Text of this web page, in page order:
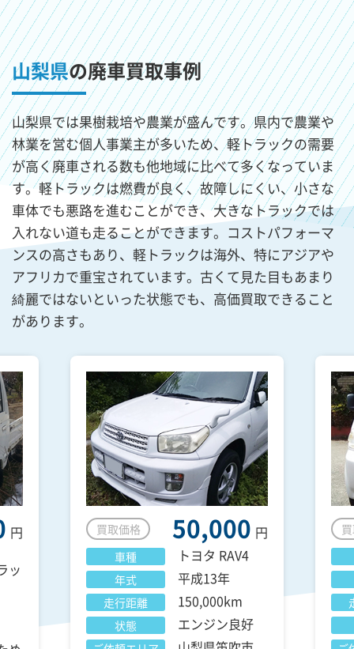
山梨県の廃車買取事例
山梨県では果樹栽培や農業が盛んです。県内で農業や
林業を営む個人事業主が多いため、軽トラックの需要
が高く廃車される数も他地域に比べて多くなっていま
す。軽トラックは燃費が良く、故障しにくい、小さな
車体でも悪路を進むことができ、大きなトラックでは
入れない道も走ることができます。コストパフォーマ
ンスの高さもあり、軽トラックは海外、特にアジアや
アフリカで重宝されています。古くて見た目もあまり
綺麗ではないといった状態でも、高価買取できること
があります。
円
ッ
買取価格 50,000 円
車種 トヨタ RAV4
年式 平成13年
走行距離 150,000km
状態 エンジン良好